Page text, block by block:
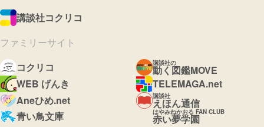
講談社コクリコ
ファミリーサイト
コクリコ
講談社の
動く図鑑MOVE
WEB げんき
TELEMAGA.net
Aneひめ.net
講談社
えほん通信
青い鳥文庫
はやみねかおる FAN CLUB
赤い夢学園